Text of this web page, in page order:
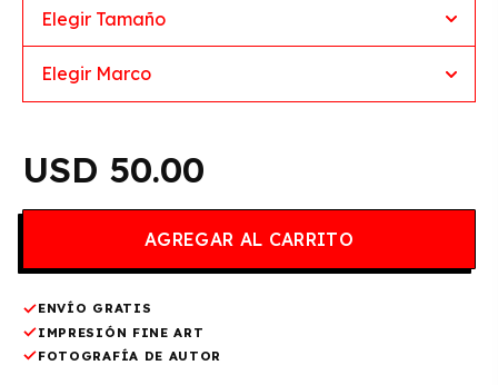
50.00
ENVÍO GRATIS
IMPRESIÓN FINE ART
FOTOGRAFÍA DE AUTOR